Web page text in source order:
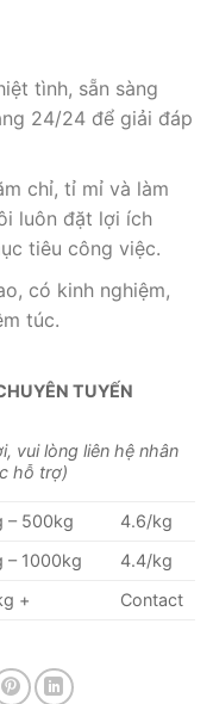
tình, sẵn sàng
24/24 để giải đáp
chỉ, tỉ mỉ và làm
luôn đặt lợi ích
tiêu công việc.
có kinh nghiệm,
túc.
TUYẾN
vui lòng liên hệ nhân
hỗ trợ)
– 500kg
4.6/kg
– 1000kg
4.4/kg
+ Contact